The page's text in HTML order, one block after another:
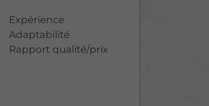
Expérience
Adaptabilité
Rapport qualité/prix